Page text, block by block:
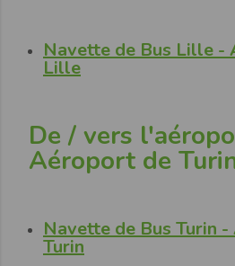
Navette de Bus Lille -
Lille
De / vers
Aéroport de
Navette de Bus Turin
Turin